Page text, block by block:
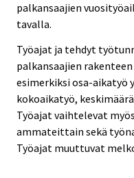
palkansaajien
tavalla.
Työajat ja tehdyt
palkansaajien
esimerkiksi osa-aikatyö
kokoaikatyö,
Työajat vaihtelevat
ammateittain sekä
Työajat muuttuvat